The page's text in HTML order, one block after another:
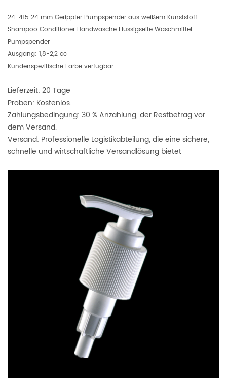
24-415 24 mm Gerippter Pumpspender aus weißem Kunststoff
Shampoo Conditioner Handwäsche Flüssigseife Waschmittel
Pumpspender
Ausgang: 1,8-2,2 cc
Kundenspezifische Farbe verfügbar.
Lieferzeit: 20 Tage
Proben: Kostenlos.
Zahlungsbedingung: 30 % Anzahlung, der Restbetrag vor
dem Versand.
Versand: Professionelle Logistikabteilung, die eine sichere,
schnelle und wirtschaftliche Versandlösung bietet